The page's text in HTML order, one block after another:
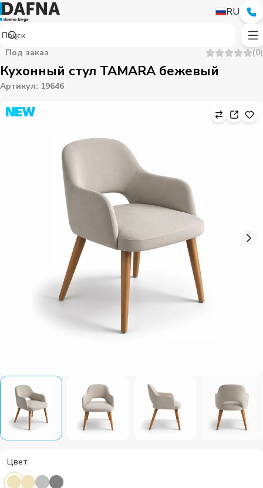
RU
Под заказ (0)
Кухонный стул TAMARA бежевый
Артикул: 19646
Цвет